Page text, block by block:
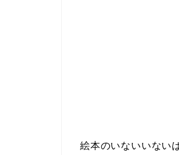
絵本のいないいない